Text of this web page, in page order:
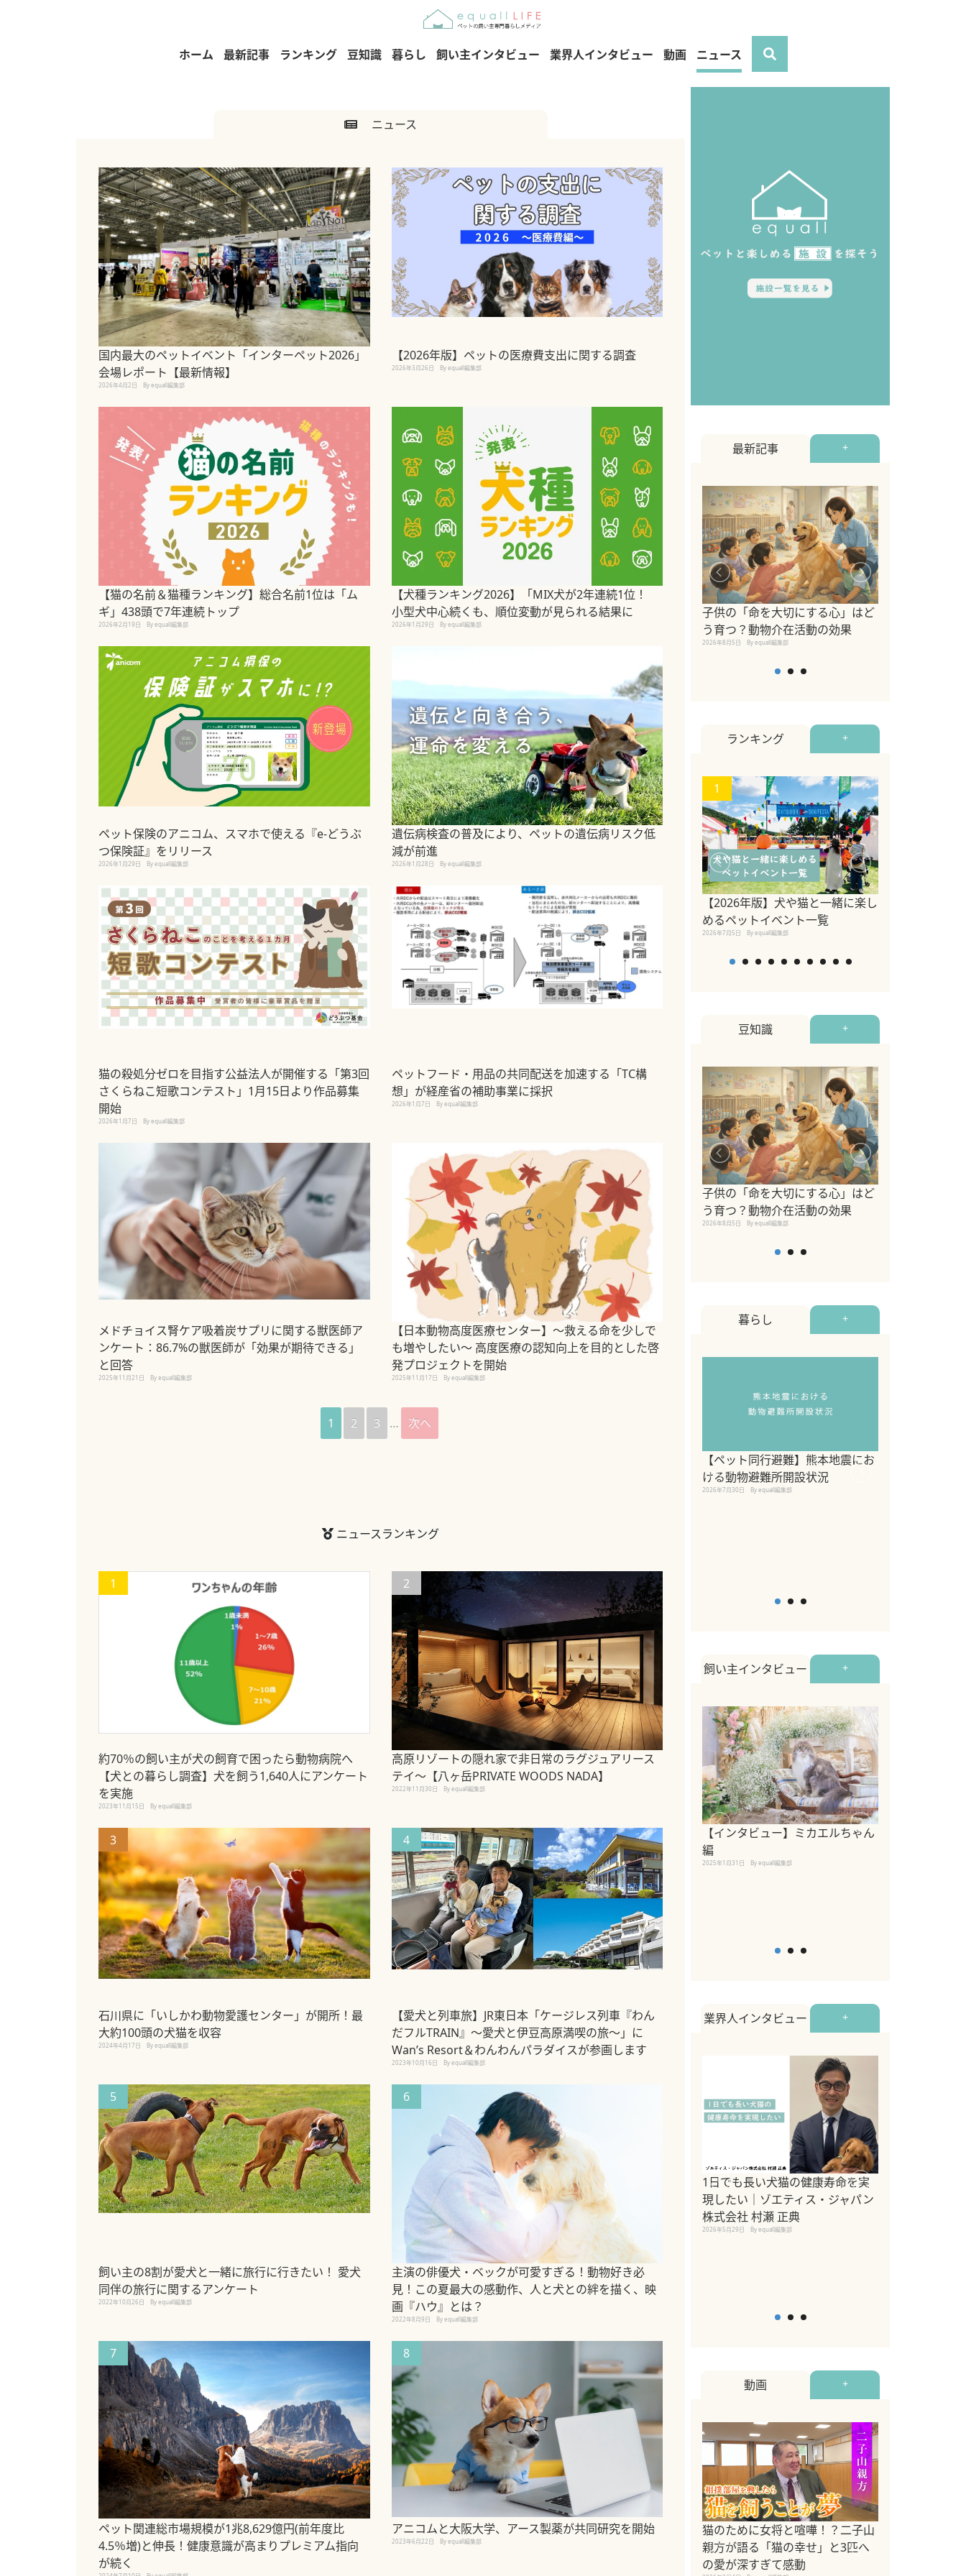
ホーム 最新記事 ランキング 豆知識 暮らし 飼い主インタビュー 業界人インタビュー 動画 ニュース
ニュース
国内最大のペットイベント「インターペット2026」
会場レポート【最新情報】
2026年4月2日 By equall編集部
【2026年版】ペットの医療費支出に関する調査
2026年3月26日 By equall編集部
【猫の名前＆猫種ランキング】総合名前1位は「ム
ギ」438頭で7年連続トップ
2026年2月19日 By equall編集部
【犬種ランキング2026】「MIX犬が2年連続1位！
小型犬中心続くも、順位変動が見られる結果に
2026年1月29日 By equall編集部
ペット保険のアニコム、スマホで使える『e-どうぶ
つ保険証』をリリース
2026年1月29日 By equall編集部
遺伝病検査の普及により、ペットの遺伝病リスク低
減が前進
2026年1月28日 By equall編集部
猫の殺処分ゼロを目指す公益法人が開催する「第3回
さくらねこ短歌コンテスト」1月15日より作品募集
開始
2026年1月7日 By equall編集部
ペットフード・用品の共同配送を加速する「TC構
想」が経産省の補助事業に採択
2026年1月7日 By equall編集部
メドチョイス腎ケア吸着炭サプリに関する獣医師ア
ンケート：86.7%の獣医師が「効果が期待できる」
と回答
2025年11月21日 By equall編集部
【日本動物高度医療センター】～救える命を少しで
も増やしたい～ 高度医療の認知向上を目的とした啓
発プロジェクトを開始
2025年11月17日 By equall編集部
1 2 3 … 次へ
ニュースランキング
1
約70％の飼い主が犬の飼育で困ったら動物病院へ
【犬との暮らし調査】犬を飼う1,640人にアンケート
を実施
2023年11月15日 By equall編集部
2
高原リゾートの隠れ家で非日常のラグジュアリース
テイ～【八ヶ岳PRIVATE WOODS NADA】
2022年11月30日 By equall編集部
3
石川県に「いしかわ動物愛護センター」が開所！最
大約100頭の犬猫を収容
2024年4月17日 By equall編集部
4
【愛犬と列車旅】JR東日本「ケージレス列車『わん
だフルTRAIN』～愛犬と伊豆高原満喫の旅～」に
Wan’s Resort＆わんわんパラダイスが参画します
2023年10月16日 By equall編集部
5
飼い主の8割が愛犬と一緒に旅行に行きたい！ 愛犬
同伴の旅行に関するアンケート
2022年10月26日 By equall編集部
6
主演の俳優犬・ベックが可愛すぎる！動物好き必
見！この夏最大の感動作、人と犬との絆を描く、映
画『ハウ』とは？
2022年8月9日 By equall編集部
7
ペット関連総市場規模が1兆8,629億円(前年度比
4.5％増)と伸長！健康意識が高まりプレミアム指向
が続く
8
アニコムと大阪大学、アース製薬が共同研究を開始
2023年6月22日 By equall編集部
最新記事 +
子供の「命を大切にする心」はど
う育つ？動物介在活動の効果
2026年8月5日 By equall編集部
ランキング +
1
【2026年版】犬や猫と一緒に楽し
めるペットイベント一覧
2026年7月5日 By equall編集部
豆知識 +
子供の「命を大切にする心」はど
う育つ？動物介在活動の効果
2026年8月5日 By equall編集部
暮らし +
【ペット同行避難】熊本地震にお
ける動物避難所開設状況
2026年7月30日 By equall編集部
飼い主インタビュー +
【インタビュー】ミカエルちゃん
編
2025年1月31日 By equall編集部
業界人インタビュー +
1日でも長い犬猫の健康寿命を実
現したい｜ゾエティス・ジャパン
株式会社 村瀬 正典
2026年5月29日 By equall編集部
動画 +
猫のために女将と喧嘩！？二子山
親方が語る「猫の幸せ」と3匹へ
の愛が深すぎて感動